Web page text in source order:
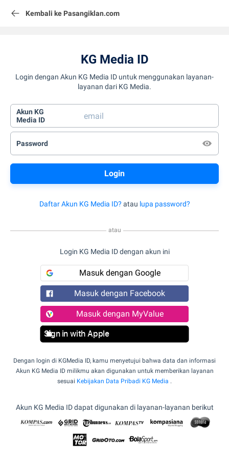
Kembali ke Pasangiklan.com
KG Media ID
Login dengan Akun KG Media ID untuk menggunakan layanan-
layanan dari KG Media.
Akun KG
Media ID
Password
Daftar Akun KG Media ID? atau lupa password?
atau
Login KG Media ID dengan akun ini
Masuk dengan Google
Masuk dengan Facebook
Masuk dengan MyValue
Sign in with Apple
Dengan login di KGMedia ID, kamu menyetujui bahwa data dan informasi
Akun KG Media ID milikmu akan digunakan untuk memberikan layanan
sesuai Kebijakan Data Pribadi KG Media .
Akun KG Media ID dapat digunakan di layanan-layanan berikut